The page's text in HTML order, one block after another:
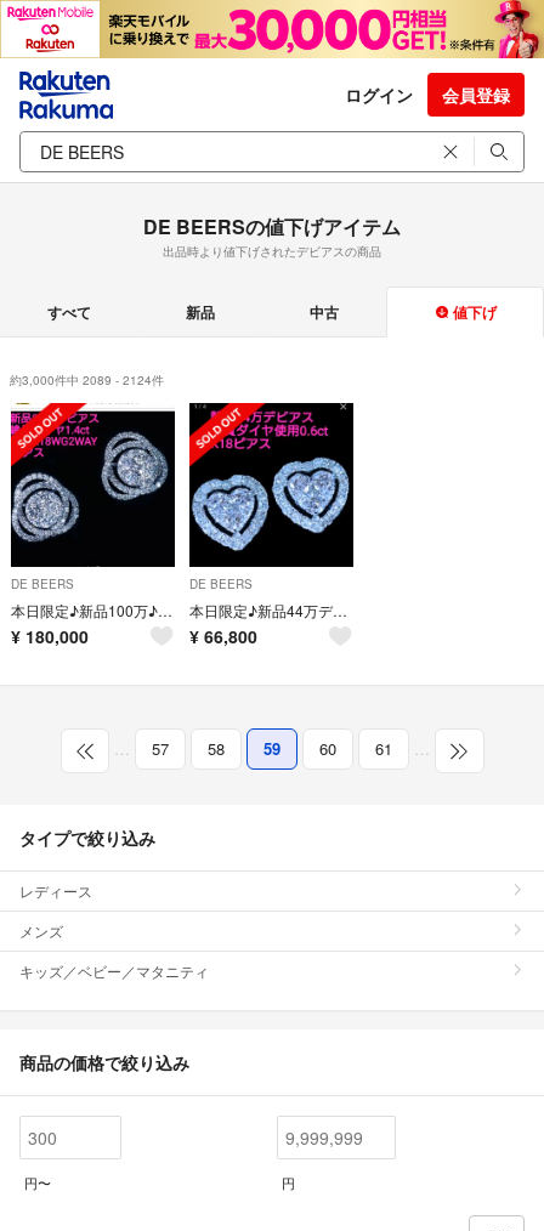
ログイン 会員登録
DE BEERSの値下げアイテム
出品時より値下げされたデビアスの商品
すべて 新品 中古 値下げ
約3,000件中 2089 - 2124件
DE BEERS
本日限定♪新品100万♪絶品デビアス1.4ctダイヤ使用2WAY18金ピアス
¥ 180,000
DE BEERS
本日限定♪新品44万デビアス 絶品ダイヤ0.6ct使用✨ハ一ト K18ピアス
¥ 66,800
… 57 58 59 60 61 …
タイプで絞り込み
レディース
メンズ
キッズ／ベビー／マタニティ
商品の価格で絞り込み
円〜 円